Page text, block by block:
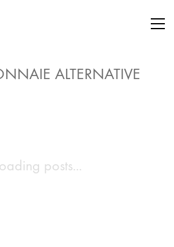
ALTERNATIVE
posts...